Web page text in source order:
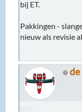
bij ET.
Pakkingen -
nieuw als revisie